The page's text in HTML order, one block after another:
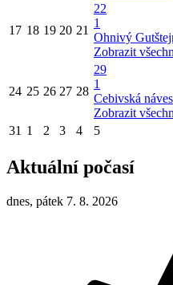
17 18 19 20 21
22
1
Ohnivý
Zobrazit
24 25 26 27 28
29
1
Cebivská náves
Zobrazit
31 1 2 3 4 5
Aktuální počasí
dnes, pátek 7. 8. 2026